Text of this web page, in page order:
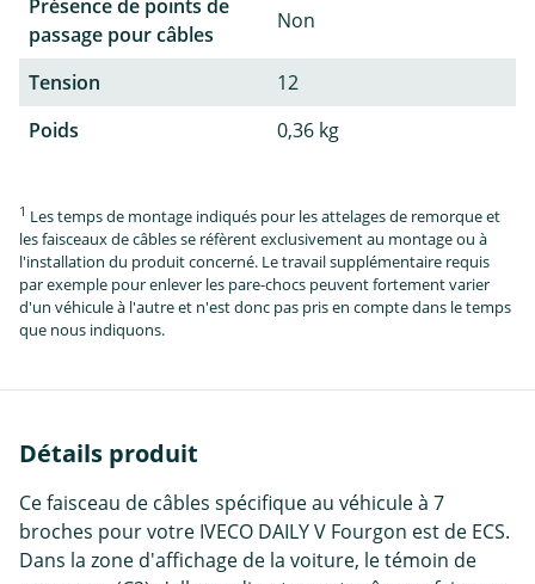
Présence de points de
passage pour câbles
Non
Tension
12
Poids
0,36 kg
1 Les temps de montage indiqués pour les attelages de remorque et
les faisceaux de câbles se réfèrent exclusivement au montage ou à
l'installation du produit concerné. Le travail supplémentaire requis
par exemple pour enlever les pare-chocs peuvent fortement varier
d'un véhicule à l'autre et n'est donc pas pris en compte dans le temps
que nous indiquons.
Détails produit
Ce faisceau de câbles spécifique au véhicule à 7
broches pour votre IVECO DAILY V Fourgon est de ECS.
Dans la zone d'affichage de la voiture, le témoin de